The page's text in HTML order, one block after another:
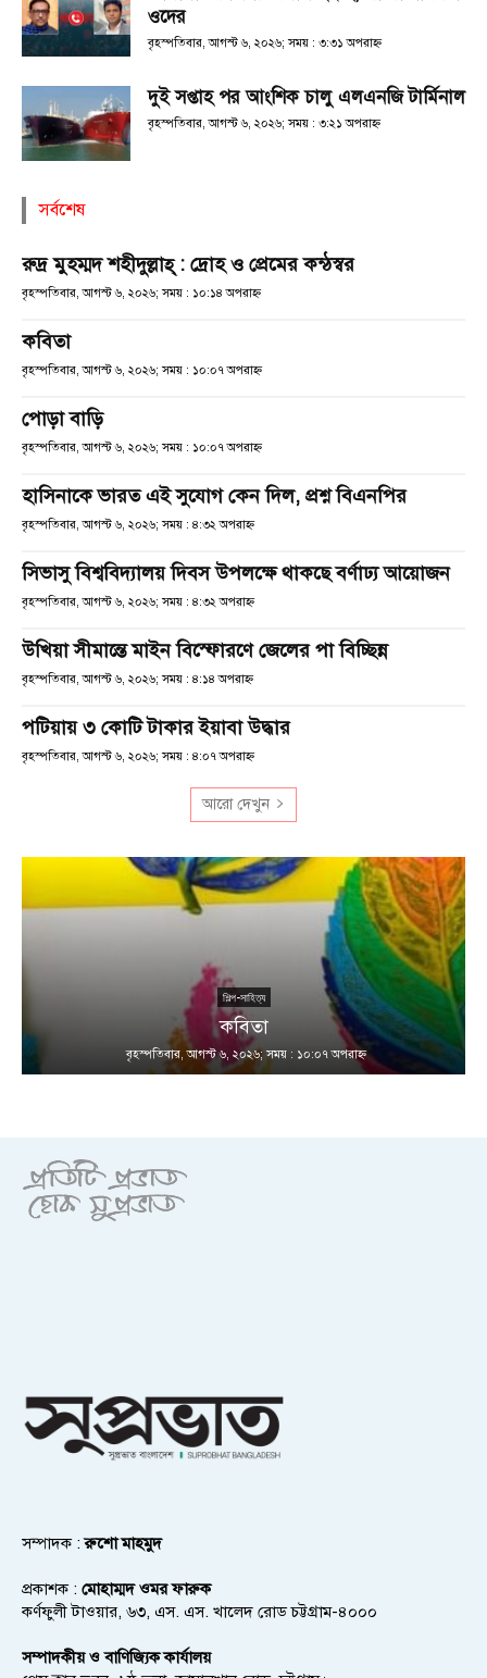
ওদের
বৃহস্পতিবার, আগস্ট ৬, ২০২৬; সময় : ৩:৩১ অপরাহ্ণ
দুই সপ্তাহ পর আংশিক চালু এলএনজি টার্মিনাল
বৃহস্পতিবার, আগস্ট ৬, ২০২৬; সময় : ৩:২১ অপরাহ্ণ
সর্বশেষ
রুদ্র মুহম্মদ শহীদুল্লাহ্ : দ্রোহ ও প্রেমের কন্ঠস্বর
বৃহস্পতিবার, আগস্ট ৬, ২০২৬; সময় : ১০:১৪ অপরাহ্ণ
কবিতা
বৃহস্পতিবার, আগস্ট ৬, ২০২৬; সময় : ১০:০৭ অপরাহ্ণ
পোড়া বাড়ি
বৃহস্পতিবার, আগস্ট ৬, ২০২৬; সময় : ১০:০৭ অপরাহ্ণ
হাসিনাকে ভারত এই সুযোগ কেন দিল, প্রশ্ন বিএনপির
বৃহস্পতিবার, আগস্ট ৬, ২০২৬; সময় : ৪:৩২ অপরাহ্ণ
সিভাসু বিশ্ববিদ্যালয় দিবস উপলক্ষে থাকছে বর্ণাঢ্য আয়োজন
বৃহস্পতিবার, আগস্ট ৬, ২০২৬; সময় : ৪:৩২ অপরাহ্ণ
উখিয়া সীমান্তে মাইন বিস্ফোরণে জেলের পা বিচ্ছিন্ন
বৃহস্পতিবার, আগস্ট ৬, ২০২৬; সময় : ৪:১৪ অপরাহ্ণ
পটিয়ায় ৩ কোটি টাকার ইয়াবা উদ্ধার
বৃহস্পতিবার, আগস্ট ৬, ২০২৬; সময় : ৪:০৭ অপরাহ্ণ
আরো দেখুন
শিল্প-সাহিত্য
কবিতা
বৃহস্পতিবার, আগস্ট ৬, ২০২৬; সময় : ১০:০৭ অপরাহ্ণ
সম্পাদক :রুশো মাহমুদ
প্রকাশক : মোহাম্মদ ওমর ফারুক
কর্ণফুলী টাওয়ার, ৬৩, এস. এস. খালেদ রোড চট্টগ্রাম-৪০০০
সম্পাদকীয় ও বাণিজ্যিক কার্যালয়